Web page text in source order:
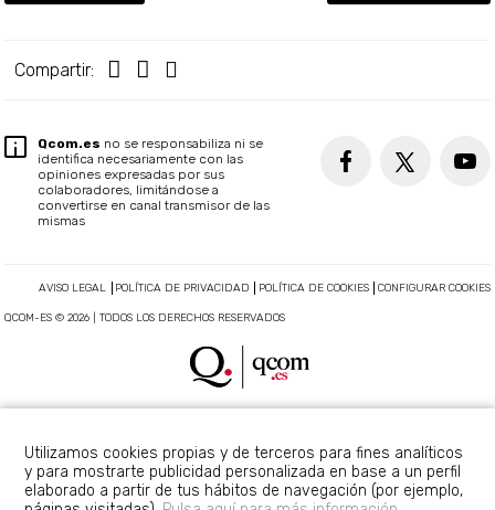
Compartir:
Qcom.es no se responsabiliza ni se
identifica necesariamente con las
opiniones expresadas por sus
colaboradores, limitándose a
convertirse en canal transmisor de las
mismas
AVISO LEGAL POLÍTICA DE PRIVACIDAD POLÍTICA DE COOKIES CONFIGURAR COOKIES
QCOM-ES © 2026 | TODOS LOS DERECHOS RESERVADOS
Utilizamos cookies propias y de terceros para fines analíticos
y para mostrarte publicidad personalizada en base a un perfil
elaborado a partir de tus hábitos de navegación (por ejemplo,